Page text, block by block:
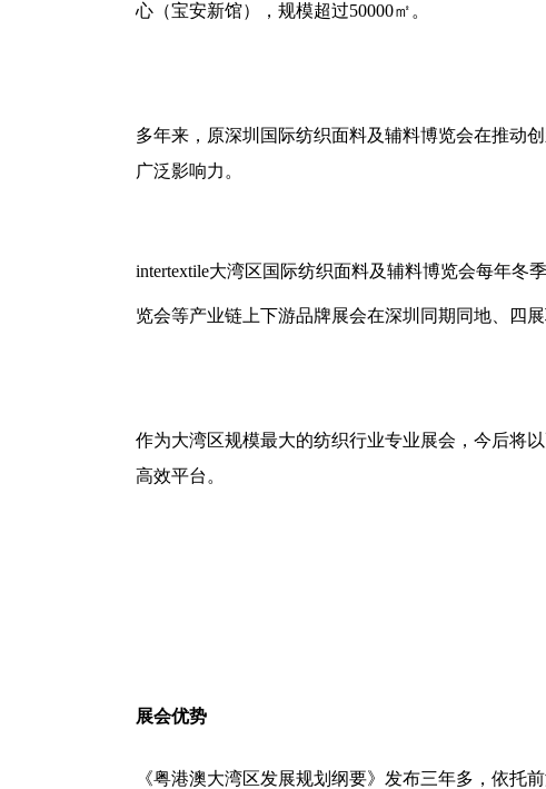
心（宝安新馆），规模超过50000㎡ 。
多年来，原深圳国际纺织面料及辅料博览会在推动
广泛影响力。
intertextile大湾区国际纺织面料及辅料博览会每年冬季
览会等产业链上下游品牌展会在深圳同期同地、四展
作为大湾区规模最大的纺织行业专业展会，今后将
高效平台。
展会优势
《粤港澳大湾区发展规划纲要》发布三年多，依托